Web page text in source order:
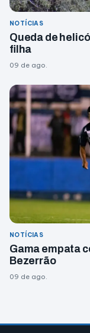
NOTÍCIAS
Queda de
filha
09 de ago.
NOTÍCIAS
Gama empata
Bezerrão
09 de ago.